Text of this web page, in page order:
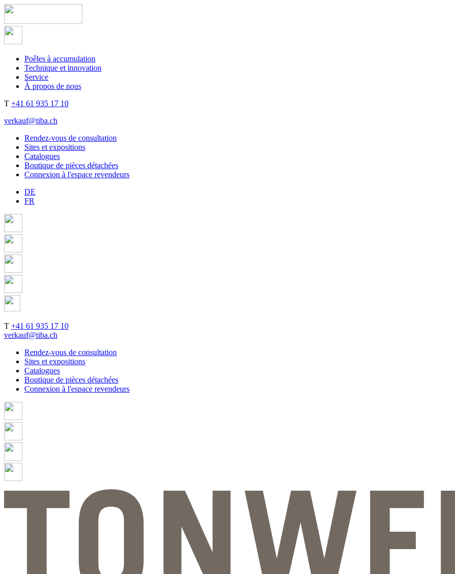
Poêles à accumulation
Technique et innovation
Service
À propos de nous
T +41 61 935 17 10
verkauf@tiba.ch
Rendez-vous de consultation
Sites et expositions
Catalogues
Boutique de pièces détachées
Connexion à l'espace revendeurs
DE
FR
T +41 61 935 17 10
verkauf@tiba.ch
Rendez-vous de consultation
Sites et expositions
Catalogues
Boutique de pièces détachées
Connexion à l'espace revendeurs